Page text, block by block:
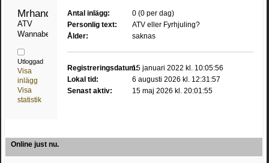
Mrhandsome
ATV
Wannabe
Utloggad
Visa
inlägg
Visa
statistik
Antal inlägg:
0 (0 per dag)
Personlig text:
ATV eller Fyrhjuling?
Ålder:
saknas
Registreringsdatum:15 januari 2022 kl. 10:05:56
Lokal tid:
6 augusti 2026 kl. 12:31:57
Senast aktiv:
15 maj 2026 kl. 20:01:55
Online just nu.